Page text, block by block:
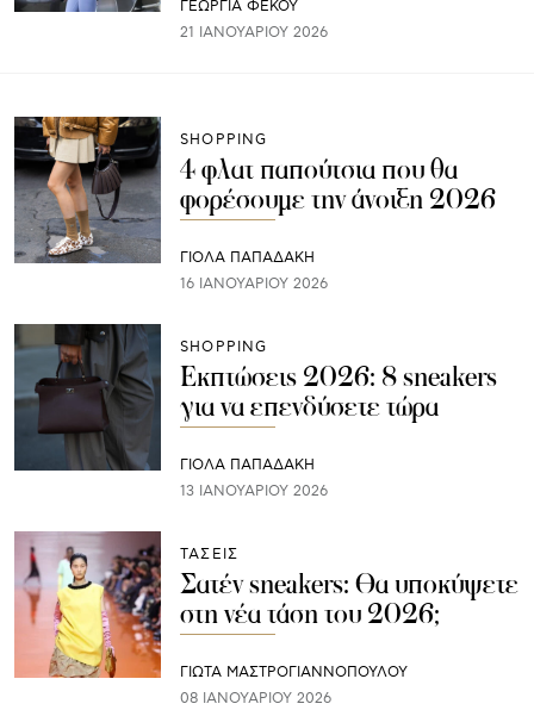
ΓΕΩΡΓΙΑ ΦΕΚΟΥ
21 ΙΑΝΟΥΑΡΊΟΥ 2026
SHOPPING
4 φλατ παπούτσια που θα
φορέσουμε την άνοιξη 2026
ΓΙΌΛΑ ΠΑΠΑΔΆΚΗ
16 ΙΑΝΟΥΑΡΊΟΥ 2026
SHOPPING
Εκπτώσεις 2026: 8 sneakers
για να επενδύσετε τώρα
ΓΙΌΛΑ ΠΑΠΑΔΆΚΗ
13 ΙΑΝΟΥΑΡΊΟΥ 2026
ΤΑΣΕΙΣ
Σατέν sneakers: Θα υποκύψετε
στη νέα τάση του 2026;
ΓΙΩΤΑ ΜΑΣΤΡΟΓΙΑΝΝΟΠΟΥΛΟΥ
08 ΙΑΝΟΥΑΡΊΟΥ 2026